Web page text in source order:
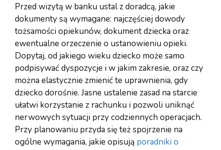
Przed wizytą w banku ustal z doradcą, jakie
dokumenty są wymagane: najczęściej dowody
tożsamości opiekunów, dokument dziecka oraz
ewentualne orzeczenie o ustanowieniu opieki.
Dopytaj, od jakiego wieku dziecko może samo
podpisywać dyspozycje i w jakim zakresie, oraz czy
można elastycznie zmienić te uprawnienia, gdy
dziecko dorośnie. Jasne ustalenie zasad na starcie
ułatwi korzystanie z rachunku i pozwoli uniknąć
nerwowych sytuacji przy codziennych operacjach.
Przy planowaniu przyda się też spojrzenie na
ogólne wymagania, jakie opisują poradniki o